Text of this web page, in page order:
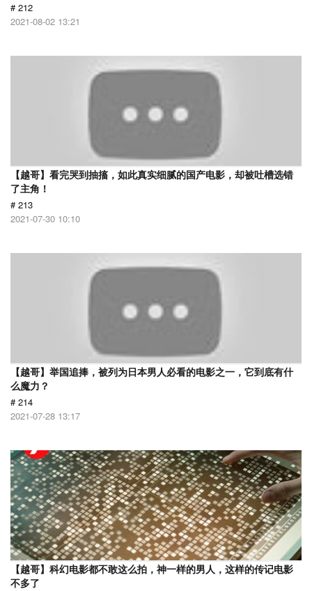
# 212
2021-08-02 13:21
【越哥】看完哭到抽搐，如此真实细腻的国产电影，却被吐槽选错
了主角！
# 213
2021-07-30 10:10
【越哥】举国追捧，被列为日本男人必看的电影之一，它到底有什
么魔力？
# 214
2021-07-28 13:17
【越哥】科幻电影都不敢这么拍，神一样的男人，这样的传记电影
不多了